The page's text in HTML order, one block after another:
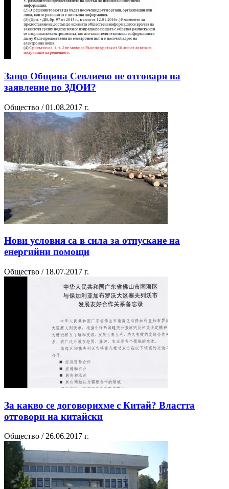
Защо Община Севлиево не отговаря на
заявление по ЗДОИ?
Общество / 01.08.2017 г.
Нови условия са в сила за отпускане на
енергийни помощи
Общество / 18.07.2017 г.
За какво се договорихме с Китай? Властта
отговори на китайски
Общество / 26.06.2017 г.